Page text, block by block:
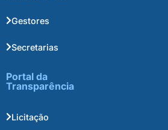
Gestores
Secretarias
Portal da
Transparência
Licitação